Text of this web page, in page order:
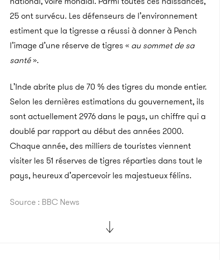
25 ont survécu. Les défenseurs de l’environnement
estiment que la tigresse a réussi à donner à Pench
l’image d’une réserve de tigres « au sommet de sa
santé».
L’Inde abrite plus de 70 % des tigres du monde entier.
Selon les dernières estimations du gouvernement, ils
sont actuellement 2976 dans le pays, un chiffre qui a
doublé par rapport au début des années 2000.
Chaque année, des milliers de touristes viennent
visiter les 51 réserves de tigres réparties dans tout le
pays, heureux d’apercevoir les majestueux félins.
Source : BBC News